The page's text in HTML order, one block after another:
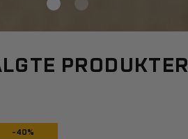
PRODUKTER
-40%